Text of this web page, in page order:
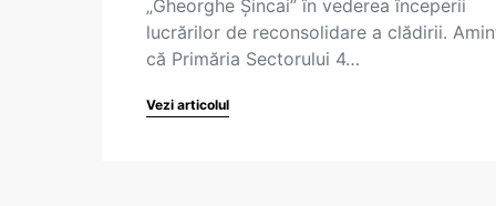
„Gheorghe Șincai” în vederea începerii
lucrărilor de reconsolidare a clădirii.
că Primăria Sectorului 4…
Vezi articolul